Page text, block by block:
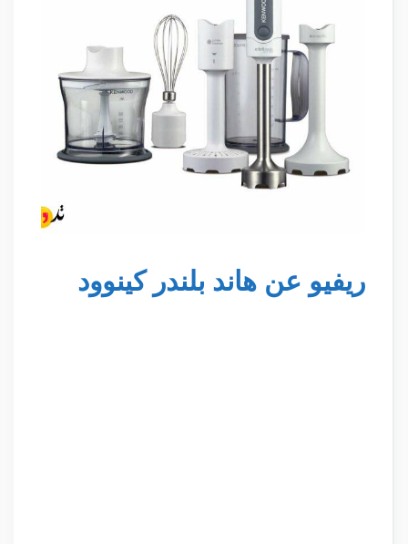
ريفيو عن هاند بلندر كينوود